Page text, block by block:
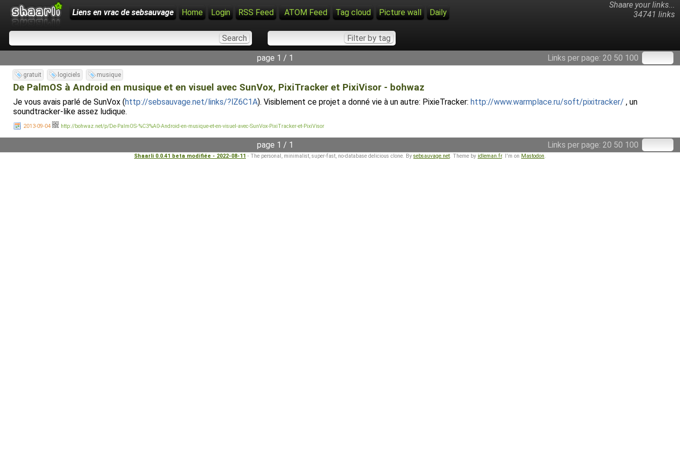
Shaare your links...
34741 links
Liens en vrac de sebsauvage Home Login RSS Feed ATOM Feed Tag cloud Picture wall Daily
Links per page: 20 50 100
page 1 / 1
gratuit logiciels musique
De PalmOS à Android en musique et en visuel avec SunVox, PixiTracker et PixiVisor - bohwaz
Je vous avais parlé de SunVox (http://sebsauvage.net/links/?lZ6C1A). Visiblement ce projet a donné vie à un autre: PixieTracker: http://www.warmplace.ru/soft/pixitracker/ , un
soundtracker-like assez ludique.
2013-09-04 http://bohwaz.net/p/De-PalmOS-%C3%A0-Android-en-musique-et-en-visuel-avec-SunVox-PixiTracker-et-PixiVisor
Links per page: 20 50 100
page 1 / 1
Shaarli 0.0.41 beta modifiée - 2022-08-11 - The personal, minimalist, super-fast, no-database delicious clone. By sebsauvage.net. Theme by idleman.fr. I'm on Mastodon.